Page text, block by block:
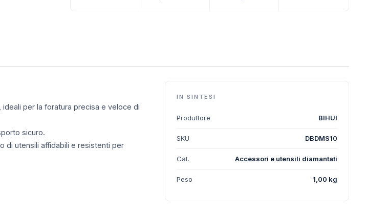
per la foratura precisa e veloce di
sicuro.
di utensili affidabili e resistenti per
IN SINTESI
Produttore BIHUI
SKU DBDMS10
Cat. Accessori e utensili diamantati
Peso 1,00 kg